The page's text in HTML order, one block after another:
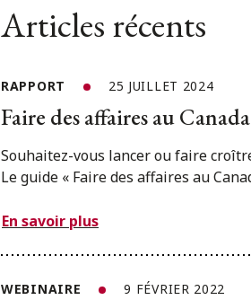
Articles récents
RAPPORT 25 JUILLET 2024
Faire des affaires au Canada
Souhaitez-vous lancer ou faire
Le guide « Faire des affaires au
En savoir plus
WEBINAIRE 9 FÉVRIER 2022